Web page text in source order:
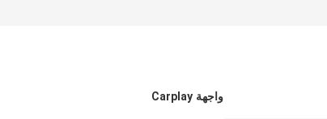
واجهة Carplay